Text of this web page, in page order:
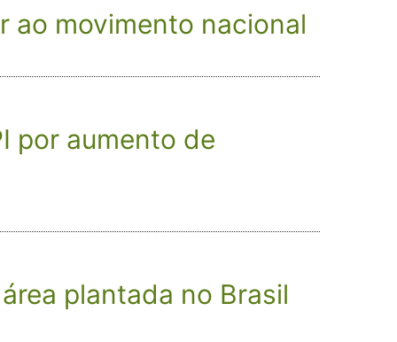
ao movimento nacional
por aumento de
plantada no Brasil